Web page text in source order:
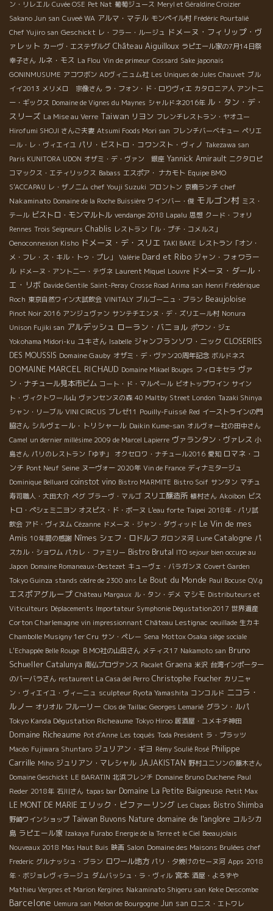
ン・リレエル Cuvée OSE Pet Nat 葡萄ジュース Meryl et Géraldine Croizier
Sakano Jun san Cuveé WA アルマ・マテル モンペイル村 Frédéric Pourtalié
Chef Yujiro san Geschickt レ・フラー・ルージュ ドメーヌ・フィリップ・ヴ
ァレット カーヴ・エステザルグ Château Aiguilloux ラピエール家の7月14日祭
幸子さん ルネ・モス La Flou Vin de primeur Cossard Sake japonais
GONINMUSUME アコワボン ADヴィニュム社 Les Uniques de Jules Chauvet ブル
イイ2013 メリメロ 宗像さん ラ・フォン・ド・ロりヴィエ カタロニア人 アントニ
ー・ギックス Domaine de Vignes du Maynes シャルドネ2016年 ル・タン・デ・
スリーズ La Mise au Verre Taiwan リヨン フレンチレストラン・ヤオユー
Hirofumi SHOJI さんご夫妻 Atsumi Foods Mori san フレンチバーベキュー ペリエ
ール・レ・ヴィエイユ パリ・ビストロ・コワンスト・ヴィノ Takezawa san
Paris KUNITORA UDON オザミ・デ・ヴァン 銀座 Yannick Amirault ニクタロピ
コマックス・エティリックス Babass エスポア・ ナカモト Equipe BMO
S'ACCAPAU レ・ザノ二ム chef Youji Suzuki フロントン 京橋ランチ chef
Nakaminato Domaine de la Roche Buissière ワインバー・俊 モルゴン村 ミス・
テール ビストロ・モンマルトル vendange 2018 Lapalu 思想 クード・フォリ
Rennes Trois Seigneurs Chablis レストラン「ル・プチ・コメルス」
Oenoconnexion Kisho ドメーヌ・デ・スリエ TAKI BAKE レストラン「オン・
メ・フレ・ス・キル・トゥ・プレ」
Valérie Dard et Ribo ジャン・フォワラー
ル ドメーヌ・アント二ー・テヴネ Laurent Miquel Louvre ドメーヌ・ダール・
エ・リボ Davide Gentile Saint-Peray Crosse Road Arima san Henri Frédérique
Roch 東京自然ワイン大試飲会 VINITALY ブルゴーニュ・ブラン Beaujoloise
Pinot Noir 2016 アンジュヴァン サンテチエンヌ・デ・ズリエール村 Nonura
Unison Fujiki san アルデッシュ ローラン・バニョル ポワン・ジェ
Yokohama Midori-ku ユキさん Isabelle ジャンフランソワ・ニック CLOSERIES
DES MOUSSIS Domaine Gauby オザミ・デ・ヴァン20周年記念 ボルドネス
DOMAINE MARCEL RICHAUD Domaine Mikael Bouges フィロキセラ ヴァ
ン・ナチュール見本市ビム コート・ド・マルペール ビオトップワイン サイン
ト・ヴィクトワール山 ヴァンセンヌの森 40 Maltby Street London Tazaki Shinya
シャン・リーブル VINI CIRCUS ブレゼ11 Pouilly-Fuissé Red イーストラインの門
脇さん シルヴェール・トリシャール Daikin Kume-san オルヴォー社の田中さん
Camel un dernier millésime 2009 de Marcel Lapierre ヴァランタン・ヴァレス 小
島さん パリのレストラン「ゆず」 オクセロワ・ナチュール2016 愛知 ロマネ・コ
ンチ Pont Neuf Seine ヌーヴォー 2020年 Vin de France ディナミタージュ
Dominique Belluard coinstot vino Bistro MARMITE Bistro Soif サンタン マチュ
寿司職人・大田大介 ペグ ブラーヴ・マルゴ スリエ醸造所 植村さん Akoibon ビス
トロ・ペシェミニヨン オスピス・ド・ボーヌ L'eau forte Taipei 2018年・パリ試
飲会 アド・ヴィヌム Cézanne ドメーヌ・ジャン・ダヴィッド Le Vin de mes
Amis 10年間の感謝 Nîmes シェフ・ロドルフ ガロンヌ河 Lune Catalogne パ
スカル・ショワム パカレ・ファミリー Bistro Brutal ITO sejour bien occupe au
Japon Domaine Romaneaux-Destezet キューヴェ・バラガンヌ Covert Garden
Tokyo Guinza stands cèdre de 2300 ans Le Bout du Monde Paul Bocuse QV.g
エスポアグループ Château Margaux ル・タン・デメ マシモ Distributeurs et
Viticulteurs Déplacements Importateur Symphonie Dégustation2017 世界遺産
Corton Charlemagne vin impressionnant Château Lestignac oeuillade 生カキ
Chambolle Musigny 1er Cru サン・ペレー Sena Mottox Osaka siège sociale
L'Echappée Belle Rouge ＢＭО社の山田さん メティス17 Nakamoto san Bruno
Schueller Catalunya 南仏プロヴァンス Pacalet Graena 米沢 台湾インポーター
のバーバラさん restaurent La Casa del Perro Christophe Foucher カリニャ
ン・ヴィエイユ・ヴィーニュ sculpteur Ryota Yamashita コンコルド ニコラ・
ルノー オリオル フルーリー Clos de Taillac Georges Lemarié グラン・ルパ
Tokyo Kanda Dégustation Richeaume Tokyo Hiroo 居酒屋・ユメキチ神田
Domaine Richeaume Pot d'Anne Les toqués Toda President ラ・プラッツ
Macéo Fujiwara Shuntaro ジュリアン・ギヨ Rémy Soulié Rosé Philippe
Carrille Miho ジュリアン・マレシャル JAJAKISTAN 野村ユニソンの藤木さん
Domaine Geschickt LE BARATIN 北浜フレンチ Domaine Bruno Duchene Paul
Reder 2018年 石川さん tapas bar Domaine La Petite Baigneuse Petit Max
LE MONT DE MARIE エリック・ピファーリング Les Clapas Bistro Shimba
野崎ワインショップ Taiwan Buvons Nature domaine de l'anglore コルシカ
島 ラピエール家 Izakaya Furabo Energie de la Terre et le Ciel Beeaujolais
Nouveaux 2018 Mas Haut Buis 映画 Salon Domaine des Maisons Brulées chef
Frederic グルナッシュ・ブラン ロワール地方 パリ・夕焼けのセーヌ河 Apps 2018
年・ボジョレヴィラージュ ダムバッシュ・ラ・ヴィル 宮本 酒屋・よろずや
Mathieu Vergnes et Marion Kergines Nakaminato Shigeru san Keke Descombe
Barcelone Uemura san Melon de Bourgogne Jun san ロニス・エトワレ